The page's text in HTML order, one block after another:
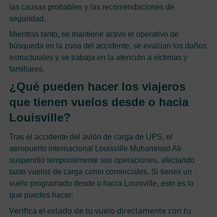
las causas probables y las recomendaciones de
seguridad.
Mientras tanto, se mantiene activo el operativo de
búsqueda en la zona del accidente, se evalúan los daños
estructurales y se trabaja en la atención a víctimas y
familiares.
¿Qué pueden hacer los viajeros
que tienen vuelos desde o hacia
Louisville?
Tras el accidente del avión de carga de UPS, el
aeropuerto internacional Louisville Muhammad Ali
suspendió temporalmente sus operaciones, afectando
tanto vuelos de carga como comerciales. Si tienes un
vuelo programado desde o hacia Louisville, esto es lo
que puedes hacer:
Verifica el estado de tu vuelo directamente con tu